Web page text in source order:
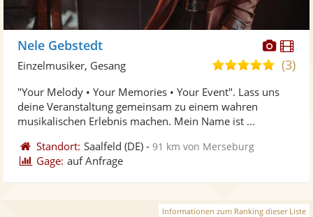
Fotos
Nele Gebstedt
5,0
5
(3)
Einzelmusiker, Gesang
"Your Melody • Your Memories • Your Event". Lass uns
deine Veranstaltung gemeinsam zu einem wahren
musikalischen Erlebnis machen. Mein Name ist ...
Standort: Saalfeld (DE) -91 km von Merseburg
Gage: auf Anfrage
Informationen zum Ranking dieser Liste